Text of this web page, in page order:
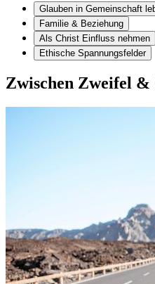
Glauben in Gemeinschaft
Familie & Beziehung
Als Christ Einfluss nehmen
Ethische Spannungsfelder
Zwischen Zweifel &